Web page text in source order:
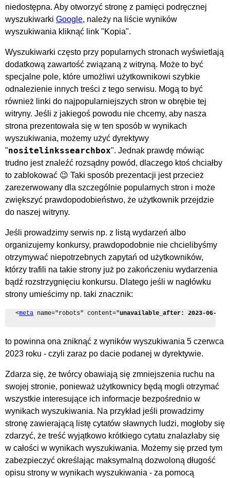
niedostępna. Aby otworzyć stronę z pamięci podręcznej
wyszukiwarki Google, należy na liście wyników
wyszukiwania kliknąć link "Kopia".
Wyszukiwarki często przy popularnych stronach wyświetlają
dodatkową zawartość związaną z witryną. Może to być
specjalne pole, które umożliwi użytkownikowi szybkie
odnalezienie innych treści z tego serwisu. Mogą to być
również linki do najpopularniejszych stron w obrębie tej
witryny. Jeśli z jakiegoś powodu nie chcemy, aby nasza
strona prezentowała się w ten sposób w wynikach
wyszukiwania, możemy użyć dyrektywy
"nositelinkssearchbox". Jednak prawdę mówiąc
trudno jest znaleźć rozsądny powód, dlaczego ktoś chciałby
to zablokować 😉 Taki sposób prezentacji jest przecież
zarezerwowany dla szczególnie popularnych stron i może
zwiększyć prawdopodobieństwo, że użytkownik przejdzie
do naszej witryny.
Jeśli prowadzimy serwis np. z listą wydarzeń albo
organizujemy konkursy, prawdopodobnie nie chcielibyśmy
otrzymywać niepotrzebnych zapytań od użytkowników,
którzy trafili na takie strony już po zakończeniu wydarzenia
bądź rozstrzygnięciu konkursu. Dlatego jeśli w nagłówku
strony umieścimy np. taki znacznik:
<meta name="robots" content="unavailable_after: 2023-06-04
to powinna ona zniknąć z wyników wyszukiwania 5 czerwca
2023 roku - czyli zaraz po dacie podanej w dyrektywie.
Zdarza się, że twórcy obawiają się zmniejszenia ruchu na
swojej stronie, ponieważ użytkownicy będą mogli otrzymać
wszystkie interesujące ich informacje bezpośrednio w
wynikach wyszukiwania. Na przykład jeśli prowadzimy
stronę zawierającą listę cytatów sławnych ludzi, mogłoby się
zdarzyć, że treść wyjątkowo krótkiego cytatu znalazłaby się
w całości w wynikach wyszukiwania. Możemy się przed tym
zabezpieczyć określając maksymalną dozwoloną długość
opisu strony w wynikach wyszukiwania - za pomocą